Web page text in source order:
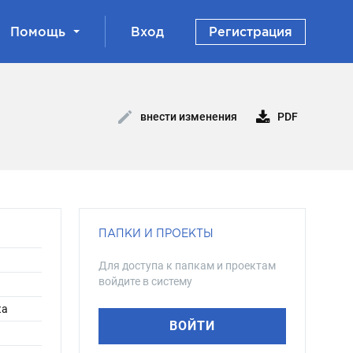
Помощь Вход Регистрация
внести изменения PDF
ПАПКИ И ПРОЕКТЫ
Для доступа к папкам и проектам
войдите в систему
ВОЙТИ